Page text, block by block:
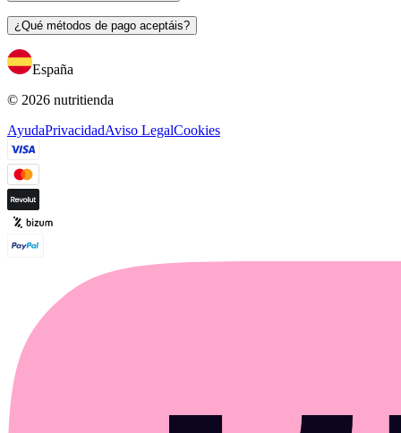
¿Qué métodos de pago aceptáis?
España
© 2026 nutritienda
AyudaPrivacidadAviso LegalCookies